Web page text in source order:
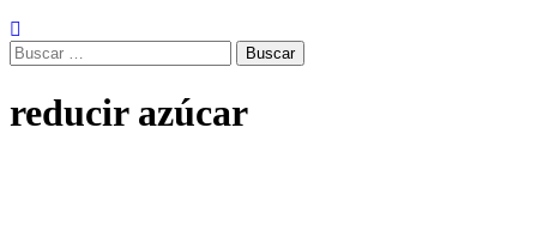
Buscar:
reducir azúcar